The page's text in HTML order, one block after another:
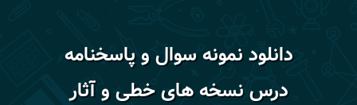
دانلود نمونه سوال و پاسخنامه
درس نسخه های خطی و آثار